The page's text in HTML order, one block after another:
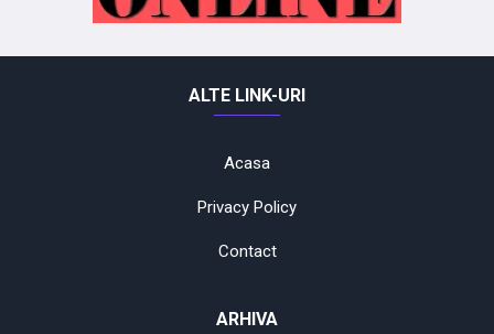
ALTE LINK-URI
Acasa
Privacy Policy
Contact
ARHIVA